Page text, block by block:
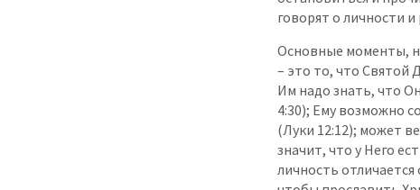
говорят о личности
Основные моменты,
– это то, что Святой
Им надо знать, что
4:30); Ему возможно
(Луки 12:12); может
значит, что у Него
личность